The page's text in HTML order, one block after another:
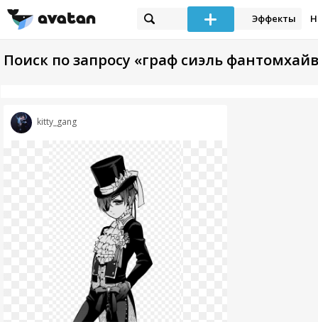
Эффекты
Поиск по запросу «граф сиэль
kitty_gang